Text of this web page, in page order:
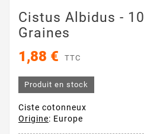
Cistus Albidus - 10
Graines
1,88 €
TTC
Produit en stock
Ciste cotonneux
Origine: Europe